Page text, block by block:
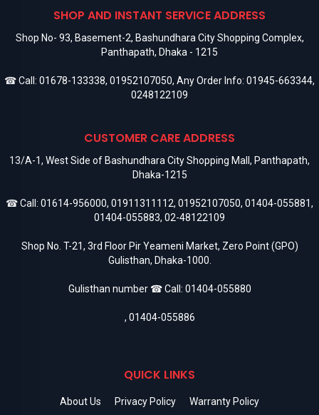
SHOP AND INSTANT SERVICE ADDRESS
Shop No- 93, Basement-2, Bashundhara City Shopping Complex,
Panthapath, Dhaka - 1215
☎ Call: 01678-133338, 01952107050, Any Order Info: 01945-663344,
0248122109
CUSTOMER CARE ADDRESS
13/A-1, West Side of Bashundhara City Shopping Mall, Panthapath,
Dhaka-1215
☎ Call: 01614-956000, 01911311112, 01952107050, 01404-055881,
01404-055883, 02-48122109
Shop No. T-21, 3rd Floor Pir Yeameni Market, Zero Point (GPO)
Gulisthan, Dhaka-1000.
Gulisthan number ☎ Call: 01404-055880
, 01404-055886
QUICK LINKS
About Us Privacy Policy
Warranty Policy